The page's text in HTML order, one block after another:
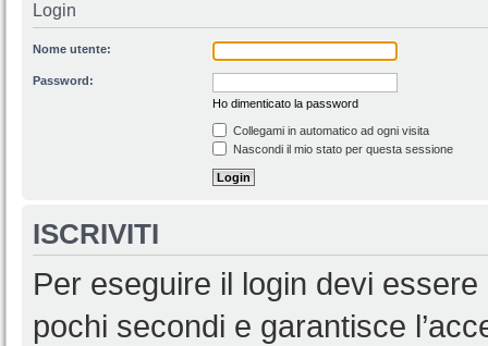
Login
Nome utente:
Password:
Ho dimenticato la password
Collegami in automatico ad ogni visita
Nascondi il mio stato per questa sessione
ISCRIVITI
Per eseguire il login devi
pochi secondi e garantisce